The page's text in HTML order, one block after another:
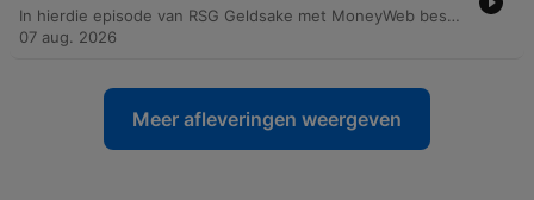
In hierdie episode van RSG Geldsake met MoneyWeb bespreek Mia en Dennis die onlangse bewegings in die globale en plaaslike markte. Die gesprek fokus op die verrassende werkloosheidscyfers in die VSA wat die Federal Reserve se rentekoersbesluit vir September kan beïnvloed, asook die sterk kwartaalresultate van maatskappye in die S&P 500. Daar word ook gekyk na die regstelling in die halfgeleidersektor en die spesifieke prestasie van Naspers (Naspers/Prosus-konteks) se finansiële uitkyk. Die analise dek ook die impak van tegnologie-reuse soos Amazon en Microsoft op die mark, sowel as die verwagtinge rondom komende inflasiecyfers in die VSA en werkloosheidscyfers in Suid-Afrika.
07 aug. 2026
Meer afleveringen weergeven